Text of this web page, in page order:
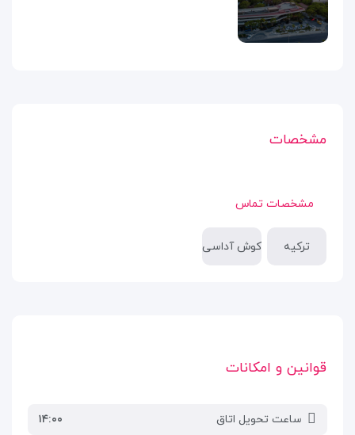
مشخصات
مشخصات تماس
ترکیه کوش آداسی
قوانین و امکانات
ساعت تحویل اتاق ۱۴:۰۰